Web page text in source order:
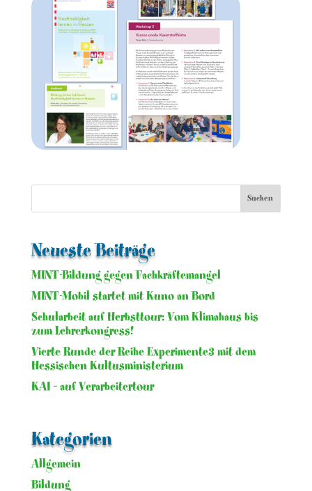
Neueste Beiträge
MINT-Bildung gegen Fachkräftemangel
MINT-Mobil startet mit Kuno an Bord
Schularbeit auf Herbsttour: Vom Klimahaus bis
zum Lehrerkongress!
Vierte Runde der Reihe Experimente3 mit dem
Hessischen Kultusministerium
KAI – auf Verarbeitertour
Kategorien
Allgemein
Bildung